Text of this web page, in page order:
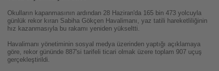
Okulların kapanmasının ardından 28 Haziran'da 165 bin 473 yolcuyla
günlük rekor kıran Sabiha Gökçen Havalimanı, yaz tatili hareketliliğinin
hız kazanmasıyla bu rakamı yeniden yükseltti.
Havalimanı yönetiminin sosyal medya üzerinden yaptığı açıklamaya
göre, rekor gününde 887'si tarifeli ticari olmak üzere toplam 907 uçuş
gerçekleştirildi.